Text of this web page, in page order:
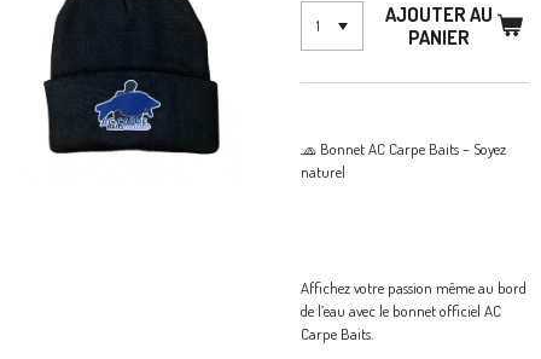
AJOUTER AU
PANIER
🧢 Bonnet AC Carpe Baits – Soyez
naturel
Affichez votre passion même au bord
de l’eau avec le bonnet officiel AC
Carpe Baits.